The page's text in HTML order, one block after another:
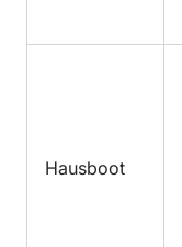
Hausboot